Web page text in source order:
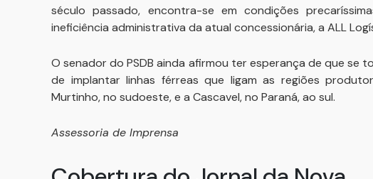
século passado, encontra-se em condições
ineficiência administrativa da atual concessionária, a ALL
O senador do PSDB ainda afirmou ter esperança de que
de implantar linhas férreas que ligam as regiões
Murtinho, no sudoeste, e a Cascavel, no Paraná, ao sul.
Assessoria de Imprensa